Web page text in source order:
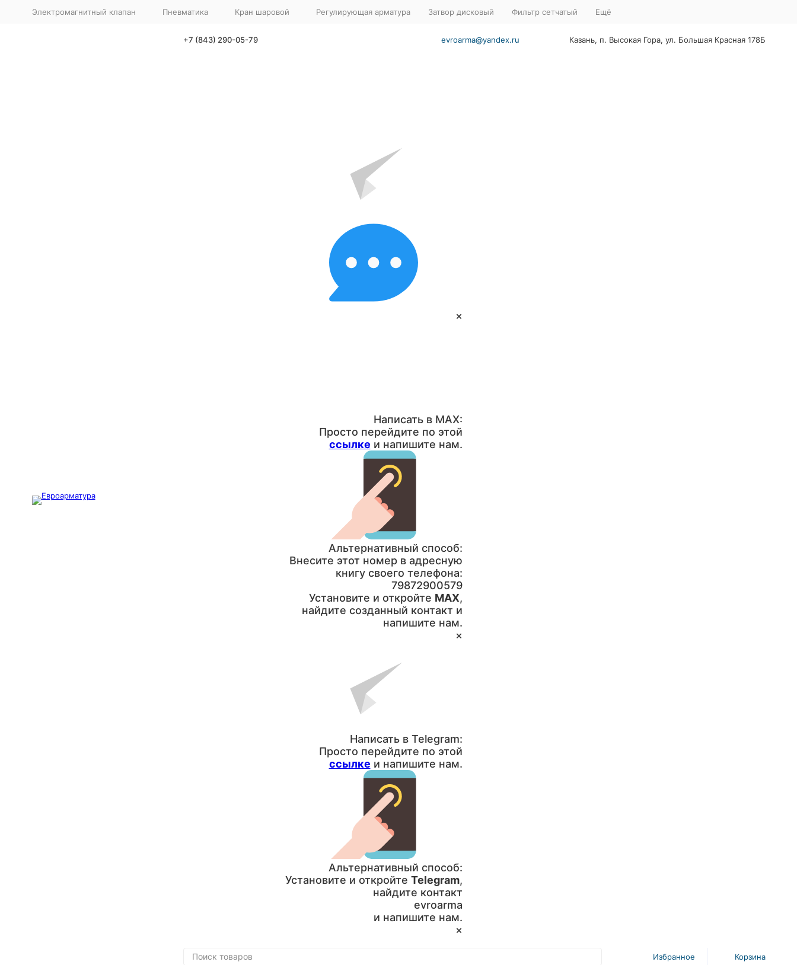
Электромагнитный клапан Пневматика Кран шаровой Регулирующая арматура Затвор дисковый Фильтр сетчатый Ещё
+7 (843) 290-05-79
×
Написать в MAX:
Просто перейдите по этой
ссылке и напишите нам.
Альтернативный способ:
Внесите этот номер в адресную
книгу своего телефона:
79872900579
Установите и откройте MAX,
найдите созданный контакт и
напишите нам.
×
Написать в Telegram:
Просто перейдите по этой
ссылке и напишите нам.
Альтернативный способ:
Установите и откройте Telegram,
найдите контакт
evroarma
и напишите нам.
×
evroarma@yandex.ru Казань, п. Высокая Гора, ул. Большая Красная 178Б
Избранное Корзина